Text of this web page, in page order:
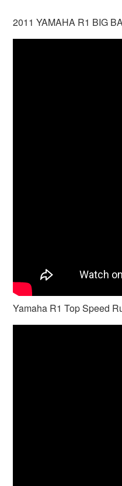
2011 YAMAHA R1 BIG
Yamaha R1 Top Speed